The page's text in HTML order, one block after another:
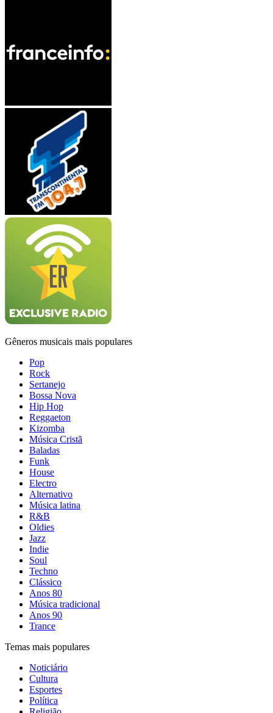
Gêneros musicais mais populares
Pop
Rock
Sertanejo
Bossa Nova
Hip Hop
Reggaeton
Kizomba
Música Cristã
Baladas
Funk
House
Electro
Alternativo
Música latina
R&B
Oldies
Jazz
Indie
Soul
Techno
Clássico
Anos 80
Música tradicional
Anos 90
Trance
Temas mais populares
Noticiário
Cultura
Esportes
Política